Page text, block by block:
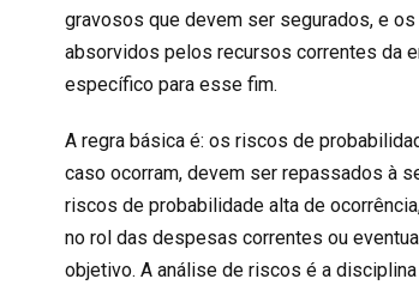
gravosos que devem ser segurados, e
absorvidos pelos recursos correntes da
específico para esse fim.
A regra básica é: os riscos de
caso ocorram, devem ser repassados à
riscos de probabilidade alta de
no rol das despesas correntes ou
objetivo. A análise de riscos é a